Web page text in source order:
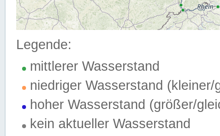
Legende:
mittlerer Wasserstand
niedriger Wasserstand (kleiner/
hoher Wasserstand (größer/
kein aktueller Wasserstand